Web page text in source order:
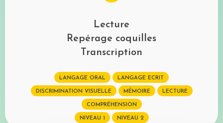
Lecture
Repérage coquilles
Transcription
LANGAGE ORAL LANGAGE ECRIT
DISCRIMINATION VISUELLE MÉMOIRE LECTURE
COMPRÉHENSION
NIVEAU 1 NIVEAU 2